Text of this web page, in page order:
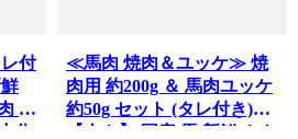
付
馬
分
≪馬肉 焼肉＆ユッケ≫ 焼
肉用 約200g ＆ 馬肉ユッケ
約50g セット (タレ付き)
【肉や】 国産 馬 新鮮 やき